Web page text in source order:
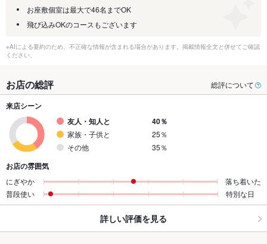
お座敷個室は最大で46名までOK
飛び込みOKのコースもございます
※AIによる要約のため、不正確な情報が含まれる場合があります。掲載情報全文と併せてご確認
ください。
お店の総評 総評について
来店シーン
友人・知人と
40％
家族・子供と
25％
その他
35％
お店の雰囲気
にぎやか
落ち着いた
普段使い
特別な日
詳しい評価を見る